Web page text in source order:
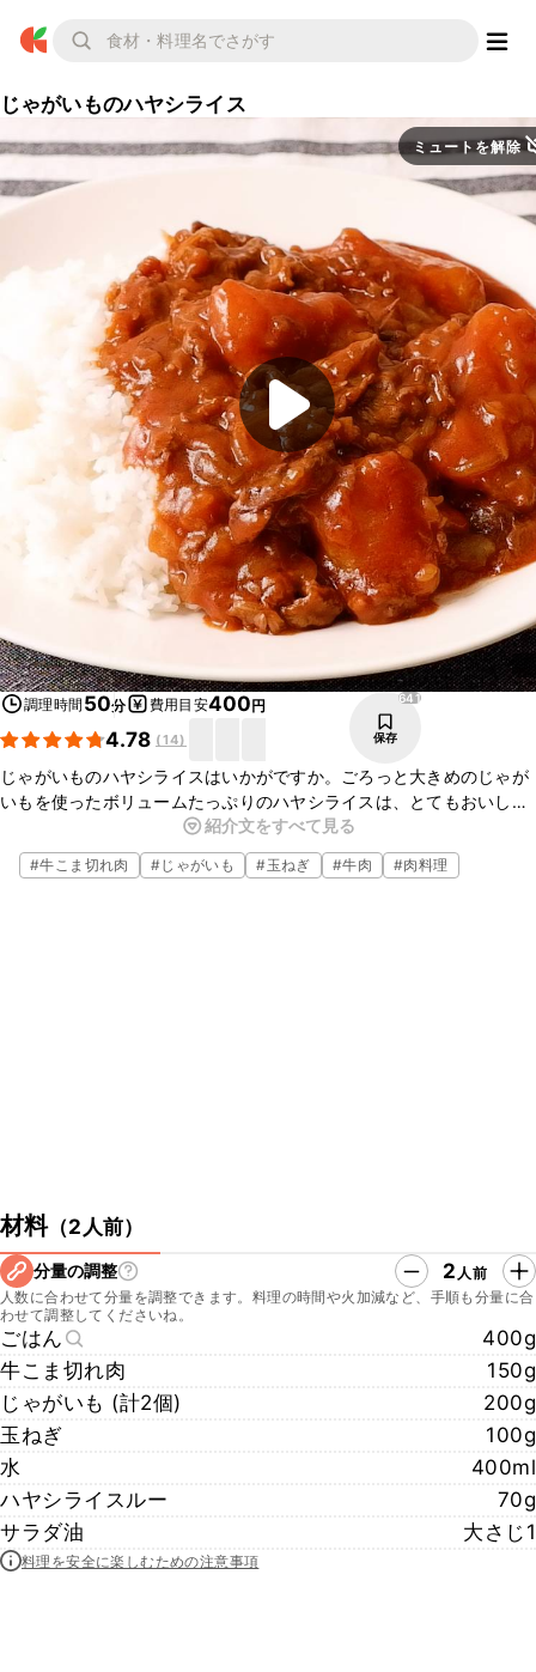
じゃがいものハヤシライス
ミュートを解除
調理時間 50分 費用目安400円
4.78 (14)
641
保存
じゃがいものハヤシライスはいかがですか。ごろっと大きめのじゃが
いもを使ったボリュームたっぷりのハヤシライスは、とてもおいしい
ですよ。ぜひお試しください。紹介文をすべて見る
#牛こま切れ肉 #じゃがいも #玉ねぎ #牛肉 #肉料理
材料（2人前）
分量の調整 2 人前
人数に合わせて分量を調整できます。料理の時間や火加減など、手順も分量に合
わせて調整してくださいね。
ごはん
400g
牛こま切れ肉
150g
じゃがいも (計2個)
200g
玉ねぎ
100g
水
400ml
ハヤシライスルー
70g
サラダ油
大さじ1
料理を安全に楽しむための注意事項